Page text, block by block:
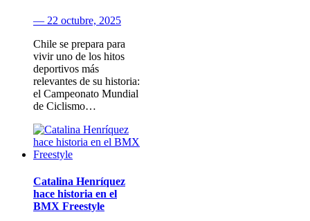
— 22 octubre, 2025
Chile se prepara para
vivir uno de los hitos
deportivos más
relevantes de su historia:
el Campeonato Mundial
de Ciclismo…
Catalina Henríquez
hace historia en el
BMX Freestyle